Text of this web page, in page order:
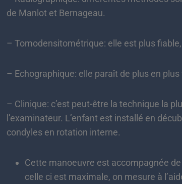
de Manlot et Bernageau.
– Tomodensitométrique: elle est plus
– Echographique: elle paraît de plus en plus
– Clinique: c’est peut-être la technique la
l’examinateur. L’enfant est installé en
condyles en rotation interne.
Cette manoeuvre est accompagnée
celle ci est maximale, on mesure à